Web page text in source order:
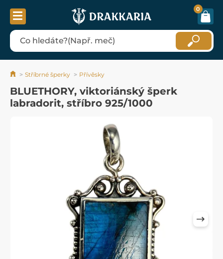
0
Stříbrné šperky Přívěsky
BLUETHORY, viktoriánský šperk
labradorit, stříbro 925/1000